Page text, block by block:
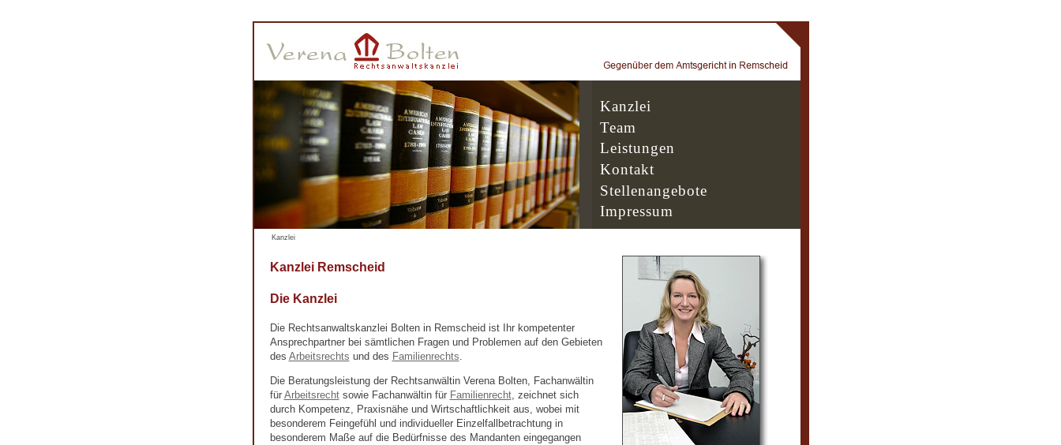
Kanzlei
Team
Leistungen
Kontakt
Stellenangebote
Impressum
Kanzlei
Kanzlei Remscheid
Die Kanzlei
Die Rechtsanwaltskanzlei Bolten in Remscheid ist Ihr kompetenter
Ansprechpartner bei sämtlichen Fragen und Problemen auf den Gebieten
des Arbeitsrechts und des Familienrechts
Die Beratungsleistung der Rechtsanwältin Verena Bolten, Fachanwältin
für Arbeitsrechtsowie Fachanwältin für Familienrecht, zeichnet sich
durch Kompetenz, Praxisnähe und Wirtschaftlichkeit aus, wobei mit
besonderem Feingefühl und individueller Einzelfallbetrachtung in
besonderem Maße auf die Bedürfnisse des Mandanten eingegangen